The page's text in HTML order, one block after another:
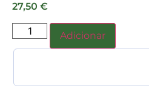
27,50 €
Adicionar